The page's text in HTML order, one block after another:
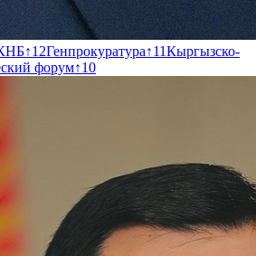
↑12Генпрокуратура↑11Кыргызско-
форум↑10